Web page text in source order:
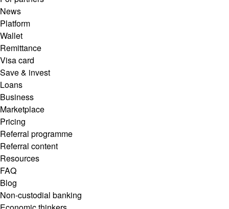
News
Platform
Wallet
Remittance
Visa card
Save & invest
Loans
Business
Marketplace
Pricing
Referral programme
Referral content
Resources
FAQ
Blog
Non-custodial banking